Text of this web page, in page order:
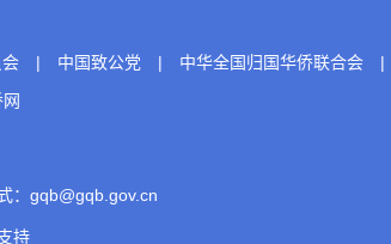
| 中国致公党 | 中华全国归国华侨联合会
|
：gqb@gqb.gov.cn
持